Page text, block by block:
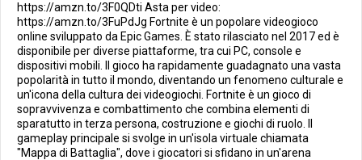
https://amzn.to/3F0QDti Asta per video:
https://amzn.to/3FuPdJg Fortnite è un popolare videogioco
online sviluppato da Epic Games. È stato rilasciato nel 2017 ed è
disponibile per diverse piattaforme, tra cui PC, console e
dispositivi mobili. Il gioco ha rapidamente guadagnato una vasta
popolarità in tutto il mondo, diventando un fenomeno culturale e
un'icona della cultura dei videogiochi. Fortnite è un gioco di
sopravvivenza e combattimento che combina elementi di
sparatutto in terza persona, costruzione e giochi di ruolo. Il
gameplay principale si svolge in un'isola virtuale chiamata
"Mappa di Battaglia", dove i giocatori si sfidano in un'arena